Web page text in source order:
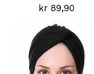
kr 89,90